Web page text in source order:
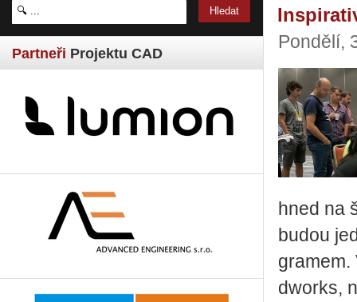
Partneři Projektu CAD
Pondělí,
hned na
budou
dworks,